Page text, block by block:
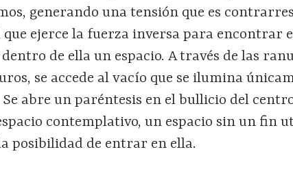
generando una tensión que es
ejerce la fuerza inversa para encontrar
de ella un espacio. A través de las
se accede al vacío que se ilumina
abre un paréntesis en el bullicio del
contemplativo, un espacio sin un fin
posibilidad de entrar en ella.